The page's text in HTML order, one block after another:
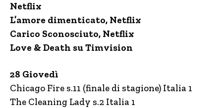
Netflix
L’amore dimenticato, Netflix
Carico Sconosciuto, Netflix
Love & Death su Timvision
28 Giovedì
Chicago Fire s.11 (finale di stagione) Italia 1
The Cleaning Lady s.2 Italia 1